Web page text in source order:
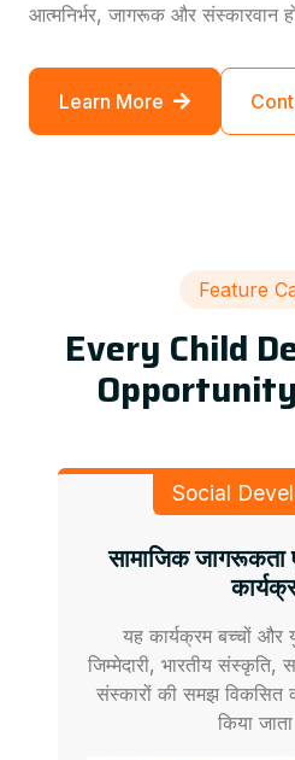
आत्मनिर्भर, जागरूक और संस्कारवान
Learn More
Feature
Every Child
Social
सामाजिक जागरूकता
यह कार्यक्रम बच्चों और
जिम्मेदारी, भारतीय
संस्कारों की समझ
किया